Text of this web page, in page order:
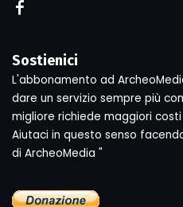
Sostienici
L'abbonamento ad
dare un servizio sempre più
migliore richiede maggiori
Aiutaci in questo senso
di ArcheoMedia "